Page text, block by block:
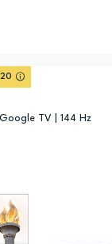
TV | 144 Hz